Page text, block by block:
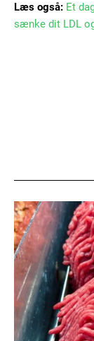
Læs også: Et
sænke dit LDL